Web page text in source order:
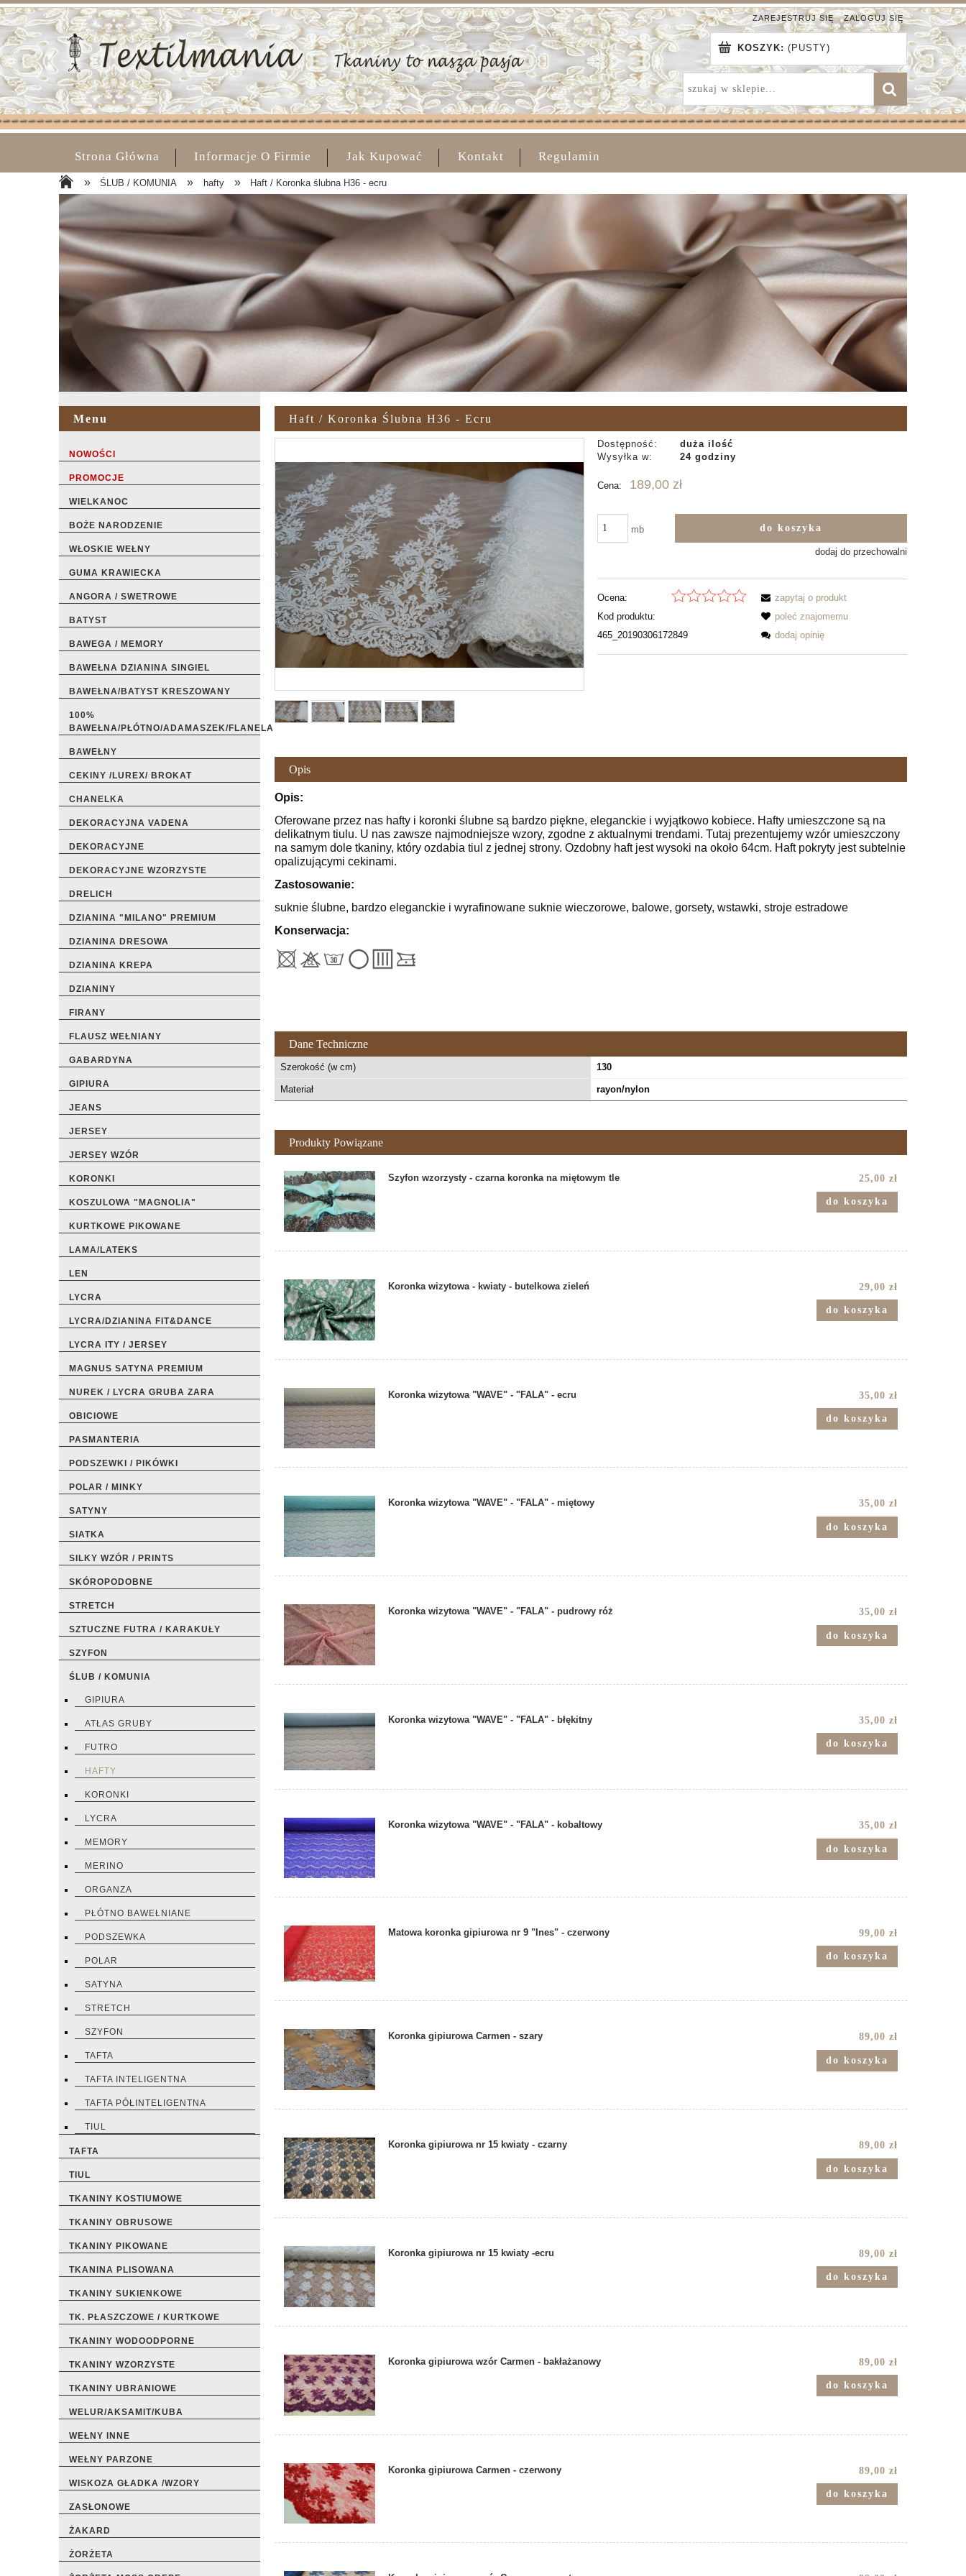
ZAREJESTRUJ SIĘ ZALOGUJ SIĘ
KOSZYK: (PUSTY)
Strona Główna Informacje O Firmie Jak Kupować Kontakt Regulamin
» ŚLUB / KOMUNIA » hafty » Haft / Koronka ślubna H36 - ecru
Menu
NOWOŚCI
PROMOCJE
WIELKANOC
BOŻE NARODZENIE
WŁOSKIE WEŁNY
GUMA KRAWIECKA
ANGORA / SWETROWE
BATYST
BAWEGA / MEMORY
BAWEŁNA DZIANINA SINGIEL
BAWEŁNA/BATYST KRESZOWANY
100%
BAWEŁNA/PŁÓTNO/ADAMASZEK/FLANELA
BAWEŁNY
CEKINY /LUREX/ BROKAT
CHANELKA
DEKORACYJNA VADENA
DEKORACYJNE
DEKORACYJNE WZORZYSTE
DRELICH
DZIANINA "MILANO" PREMIUM
DZIANINA DRESOWA
DZIANINA KREPA
DZIANINY
FIRANY
FLAUSZ WEŁNIANY
GABARDYNA
GIPIURA
JEANS
JERSEY
JERSEY WZÓR
KORONKI
KOSZULOWA "MAGNOLIA"
KURTKOWE PIKOWANE
LAMA/LATEKS
LEN
LYCRA
LYCRA/DZIANINA FIT&DANCE
LYCRA ITY / JERSEY
MAGNUS SATYNA PREMIUM
NUREK / LYCRA GRUBA ZARA
OBICIOWE
PASMANTERIA
PODSZEWKI / PIKÓWKI
POLAR / MINKY
SATYNY
SIATKA
SILKY WZÓR / PRINTS
SKÓROPODOBNE
STRETCH
SZTUCZNE FUTRA / KARAKUŁY
SZYFON
ŚLUB / KOMUNIA
GIPIURA
ATŁAS GRUBY
FUTRO
HAFTY
KORONKI
LYCRA
MEMORY
MERINO
ORGANZA
PŁÓTNO BAWEŁNIANE
PODSZEWKA
POLAR
SATYNA
STRETCH
SZYFON
TAFTA
TAFTA INTELIGENTNA
TAFTA PÓŁINTELIGENTNA
TIUL
TAFTA
TIUL
TKANINY KOSTIUMOWE
TKANINY OBRUSOWE
TKANINY PIKOWANE
TKANINA PLISOWANA
TKANINY SUKIENKOWE
TK. PŁASZCZOWE / KURTKOWE
TKANINY WODOODPORNE
TKANINY WZORZYSTE
TKANINY UBRANIOWE
WELUR/AKSAMIT/KUBA
WEŁNY INNE
WEŁNY PARZONE
WISKOZA GŁADKA /WZORY
ZASŁONOWE
ŻAKARD
ŻORŻETA
Haft / Koronka Ślubna H36 - Ecru
Dostępność:
duża ilość
Wysyłka w:
24 godziny
Cena: 189,00 zł
mb do koszyka
dodaj do przechowalni
Ocena:
Kod produktu:
465_20190306172849
zapytaj o produkt
poleć znajomemu
dodaj opinię
Opis
Opis:
Oferowane przez nas hafty i koronki ślubne są bardzo piękne, eleganckie i wyjątkowo kobiece. Hafty umieszczone są na
delikatnym tiulu. U nas zawsze najmodniejsze wzory, zgodne z aktualnymi trendami. Tutaj prezentujemy wzór umieszczony
na samym dole tkaniny, który ozdabia tiul z jednej strony. Ozdobny haft jest wysoki na około 64cm. Haft pokryty jest subtelnie
opalizującymi cekinami.
Zastosowanie:
suknie ślubne, bardzo eleganckie i wyrafinowane suknie wieczorowe, balowe, gorsety, wstawki, stroje estradowe
Konserwacja:
Dane Techniczne
Szerokość (w cm) 130
Materiał rayon/nylon
Produkty Powiązane
Szyfon wzorzysty - czarna koronka na miętowym tle 25,00 zł
do koszyka
Koronka wizytowa - kwiaty - butelkowa zieleń 29,00 zł
do koszyka
Koronka wizytowa "WAVE" - "FALA" - ecru 35,00 zł
do koszyka
Koronka wizytowa "WAVE" - "FALA" - miętowy 35,00 zł
do koszyka
Koronka wizytowa "WAVE" - "FALA" - pudrowy róż 35,00 zł
do koszyka
Koronka wizytowa "WAVE" - "FALA" - błękitny 35,00 zł
do koszyka
Koronka wizytowa "WAVE" - "FALA" - kobaltowy 35,00 zł
do koszyka
Matowa koronka gipiurowa nr 9 "Ines" - czerwony 99,00 zł
do koszyka
Koronka gipiurowa Carmen - szary 89,00 zł
do koszyka
Koronka gipiurowa nr 15 kwiaty - czarny 89,00 zł
do koszyka
Koronka gipiurowa nr 15 kwiaty -ecru 89,00 zł
do koszyka
Koronka gipiurowa wzór Carmen - bakłażanowy 89,00 zł
do koszyka
Koronka gipiurowa Carmen - czerwony 89,00 zł
do koszyka